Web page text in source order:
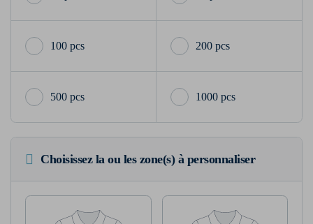
100 pcs 200 pcs
500 pcs 1000 pcs
Choisissez la ou les zone(s) à personnaliser